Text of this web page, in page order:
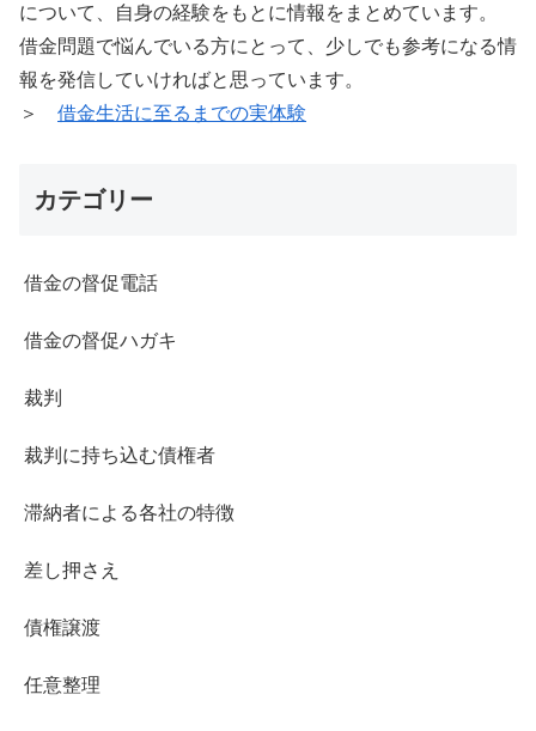
について、自身の経験をもとに情報をまとめています。
借金問題で悩んでいる方にとって、少しでも参考になる情
報を発信していければと思っています。
＞ 借金生活に至るまでの実体験
カテゴリー
借金の督促電話
借金の督促ハガキ
裁判
裁判に持ち込む債権者
滞納者による各社の特徴
差し押さえ
債権譲渡
任意整理